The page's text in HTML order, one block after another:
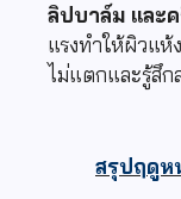
ลิปบาล์ม และ
แรงทำให้ผิวแห้
ไม่แตกและรู้สึก
สรุปฤดูห